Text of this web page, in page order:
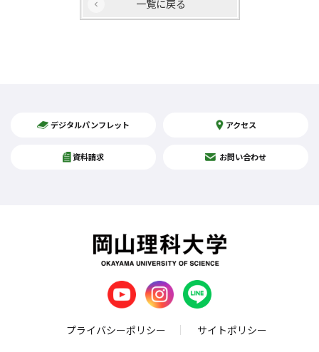
一覧に戻る
デジタルパンフレット アクセス
資料請求 お問い合わせ
プライバシーポリシー サイトポリシー